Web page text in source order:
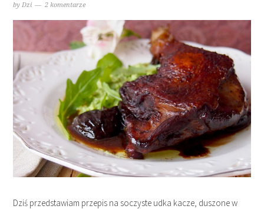
byDzi 2 komentarze
Dziś przedstawiam przepis na soczyste udka kacze, duszone w